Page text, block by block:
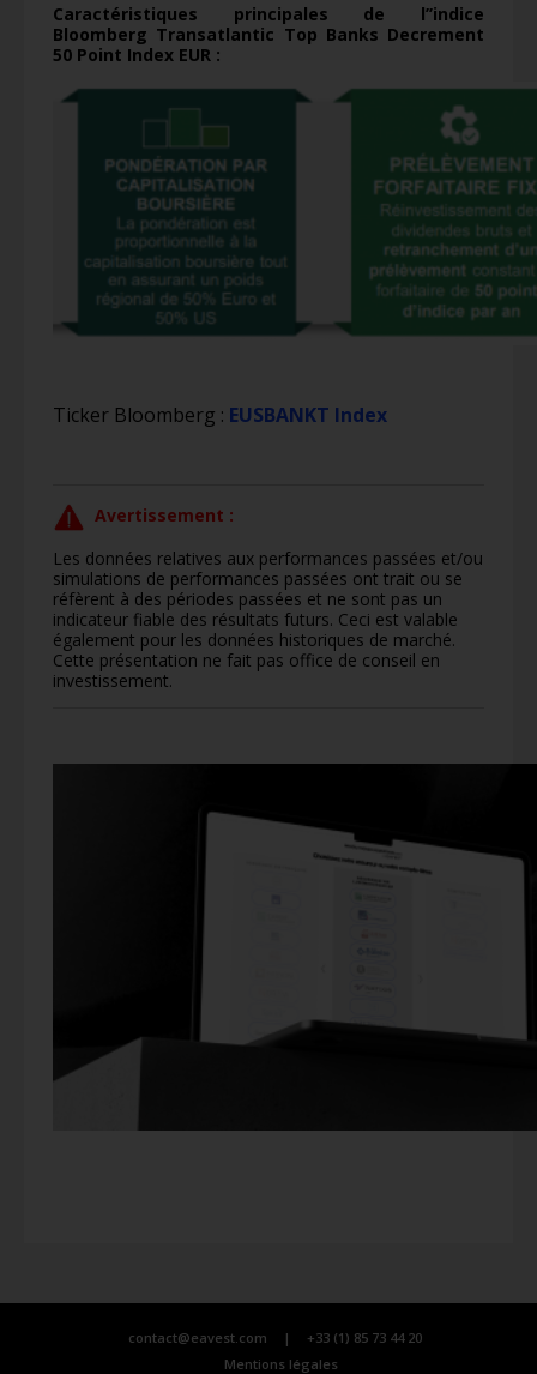
Caractéristiques principales de l’’indice
Bloomberg Transatlantic Top Banks Decrement
50 Point Index EUR :
Ticker Bloomberg : EUSBANKT Index
Avertissement :
Les données relatives aux performances passées et/ou
simulations de performances passées ont trait ou se
réfèrent à des périodes passées et ne sont pas un
indicateur fiable des résultats futurs. Ceci est valable
également pour les données historiques de marché.
Cette présentation ne fait pas office de conseil en
investissement.
contact@eavest.com |
+33 (1) 85 73 44 20
Mentions légales